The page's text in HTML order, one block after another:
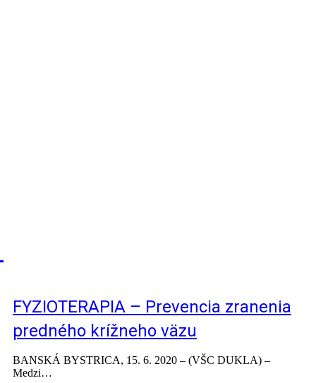
FYZIOTERAPIA – Prevencia zranenia
predného krížneho väzu
BANSKÁ BYSTRICA, 15. 6. 2020 – (VŠC DUKLA) –
Medzi…